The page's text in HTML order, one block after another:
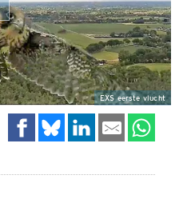
EXS eerste vlucht